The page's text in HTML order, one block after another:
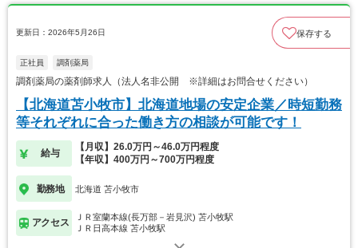
更新日：2026年5月26日 保存する
正社員 調剤薬局
調剤薬局の薬剤師求人（法人名非公開 ※詳細はお問合せください）
【北海道苫小牧市】北海道地場の安定企業／時短勤務
等それぞれに合った働き方の相談が可能です！
給与
【月収】26.0万円～46.0万円程度
【年収】400万円～700万円程度
勤務地 北海道 苫小牧市
アクセス
ＪＲ室蘭本線(長万部－岩見沢) 苫小牧駅
ＪＲ日高本線 苫小牧駅